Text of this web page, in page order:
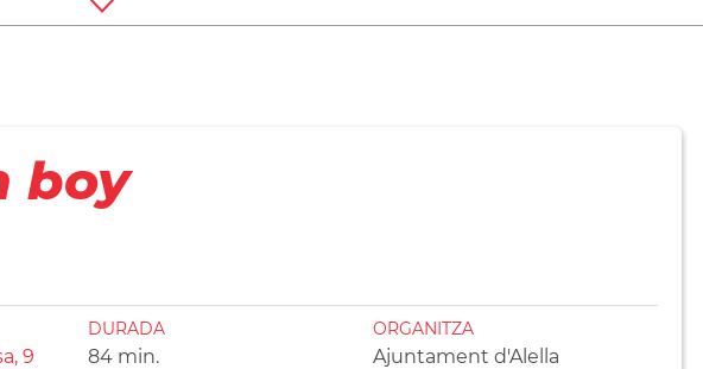
boy
9
DURADA
84 min.
ORGANITZA
Ajuntament d'Alella